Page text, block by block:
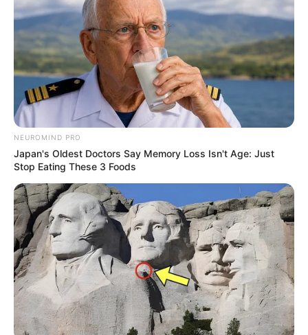
10 Pose Manekin Anti
Mainstream yang Konyol
Banget
8 Kata Lucu Seputar Malam
Minggu ala Jomblo yang Bikin
Ngenes
NEUROMIND PRO
Japan's Oldest Doctors Say Memory Loss Isn't Age: Just
Stop Eating These 3 Foods